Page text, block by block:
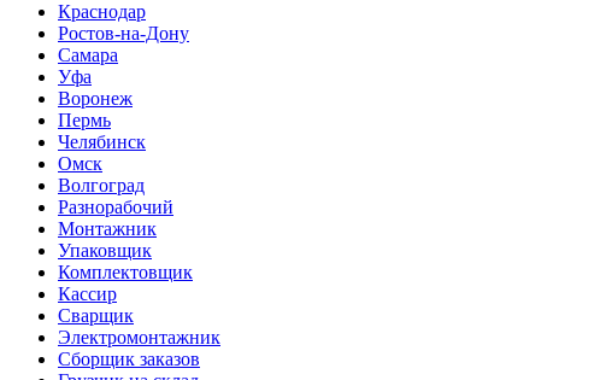
Краснодар
Ростов-на-Дону
Самара
Уфа
Воронеж
Пермь
Челябинск
Омск
Волгоград
Разнорабочий
Монтажник
Упаковщик
Комплектовщик
Кассир
Сварщик
Электромонтажник
Сборщик заказов